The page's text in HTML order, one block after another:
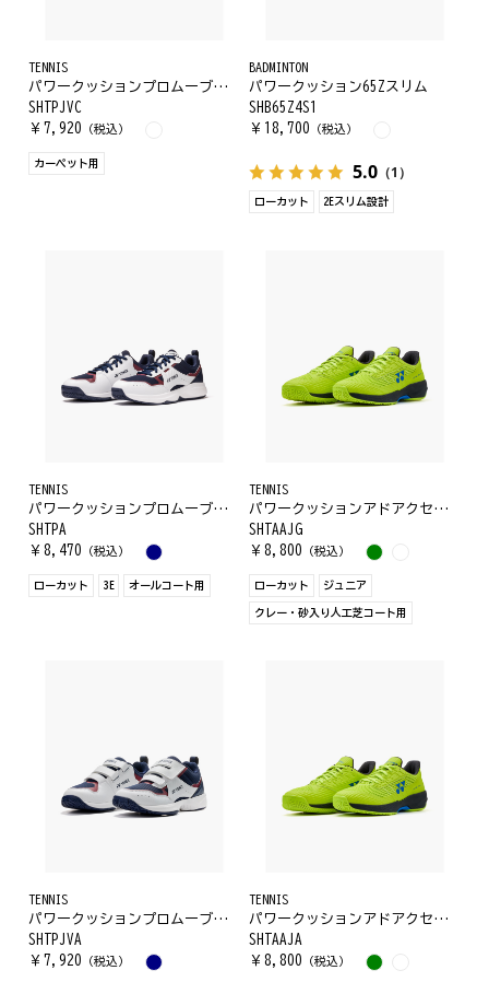
TENNIS
パワークッションプロムーブジュニアCC
SHTPJVC
￥ 7,920 （税込）
カーペット用
BADMINTON
パワークッション65Zスリム
SHB65Z4S1
￥ 18,700 （税込）
5.0（1）
ローカット 2Eスリム設計
TENNIS
パワークッションプロムーブクラシックAC
SHTPA
￥ 8,470 （税込）
ローカット 3E オールコート用
TENNIS
パワークッションアドアクセルジュニアGC
SHTAAJG
￥ 8,800 （税込）
ローカット ジュニア
クレー・砂入り人工芝コート用
TENNIS
パワークッションプロムーブジュニアAC
SHTPJVA
￥ 7,920 （税込）
TENNIS
パワークッションアドアクセルジュニアAC
SHTAAJA
￥ 8,800 （税込）